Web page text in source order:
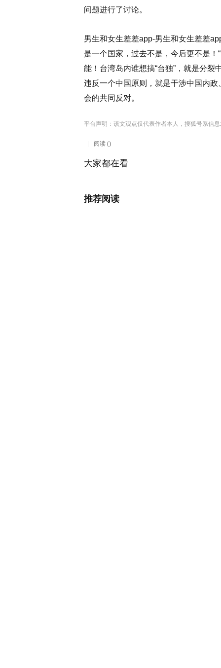
问题进行了讨论。
男生和女生差差app-男生和女生差差
是一个国家，过去不是，今后更不是
能！台湾岛内谁想搞“台独”，就是分
违反一个中国原则，就是干涉中国内
会的共同反对。
平台声明：该文观点仅代表作者本人，搜狐号系信
阅读 ()
大家都在看
推荐阅读